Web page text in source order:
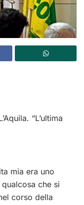
“L’ultima
mia era uno
che si
corso della